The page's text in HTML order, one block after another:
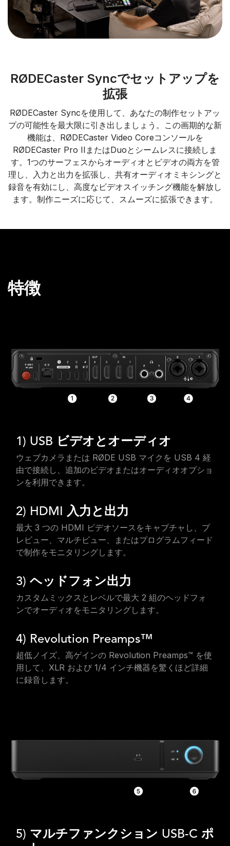
RØDECaster Syncでセットアップを
拡張
RØDECaster Syncを使用して、あなたの制作セットアッ
プの可能性を最大限に引き出しましょう。この画期的な新
機能は、RØDECaster Video Coreコンソールを
RØDECaster Pro IIまたはDuoとシームレスに接続しま
す。1つのサーフェスからオーディオとビデオの両方を管
理し、入力と出力を拡張し、共有オーディオミキシングと
録音を有効にし、高度なビデオスイッチング機能を解放し
ます。制作ニーズに応じて、スムーズに拡張できます。
特徴
1) USB ビデオとオーディオ
ウェブカメラまたは RØDE USB マイクを USB 4 経
由で接続し、追加のビデオまたはオーディオオプショ
ンを利用できます。
2) HDMI 入力と出力
最大 3 つの HDMI ビデオソースをキャプチャし、プ
レビュー、マルチビュー、またはプログラムフィード
で制作をモニタリングします。
3) ヘッドフォン出力
カスタムミックスとレベルで最大 2 組のヘッドフォ
ンでオーディオをモニタリングします。
4) Revolution Preamps™
超低ノイズ、高ゲインの Revolution Preamps™ を使
用して、XLR および 1/4 インチ機器を驚くほど詳細
に録音します。
5) マルチファンクション USB-C ポ